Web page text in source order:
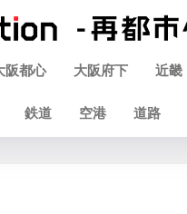
阪都心 大阪府下 近畿
鉄道 空港 道路